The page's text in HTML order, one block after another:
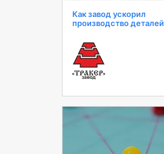
Как завод ускорил
производство деталей